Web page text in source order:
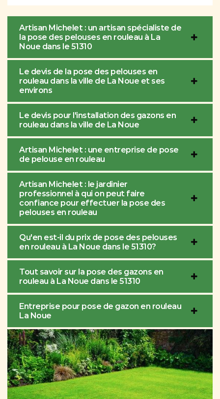
Artisan Michelet : un artisan spécialiste de
la pose des pelouses en rouleau à La
Noue dans le 51310
Le devis de la pose des pelouses en
rouleau dans la ville de La Noue et ses
environs
Le devis pour l'installation des gazons en
rouleau dans la ville de La Noue
Artisan Michelet : une entreprise de pose
de pelouse en rouleau
Artisan Michelet : le jardinier
professionnel à qui on peut faire
confiance pour effectuer la pose des
pelouses en rouleau
Qu'en est-il du prix de pose des pelouses
en rouleau à La Noue dans le 51310?
Tout savoir sur la pose des gazons en
rouleau à La Noue dans le 51310
Entreprise pour pose de gazon en rouleau
La Noue